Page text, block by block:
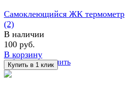
избранное сравнить
Самоклеющийся ЖК термометр
(2)
В наличии
100 руб.
В корзину